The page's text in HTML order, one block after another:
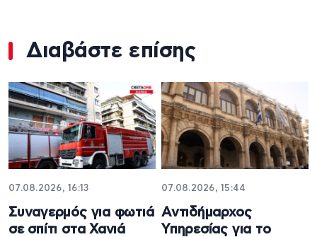
Διαβάστε επίσης
07.08.2026, 16:13
Συναγερμός για φωτιά
σε σπίτι στα Χανιά
07.08.2026, 15:44
Αντιδήμαρχος
Υπηρεσίας για το